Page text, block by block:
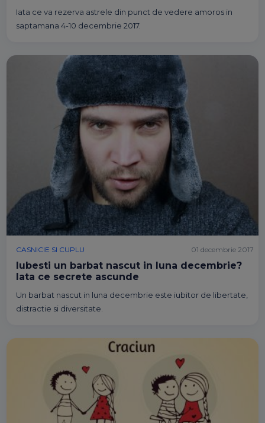
Iata ce va rezerva astrele din punct de vedere amoros in
saptamana 4-10 decembrie 2017.
CASNICIE SI CUPLU
Iubesti un barbat nascut in luna decembrie?
Iata ce secrete ascunde
Un barbat nascut in luna decembrie este iubitor de libertate,
distractie si diversitate.
01 decembrie 2017